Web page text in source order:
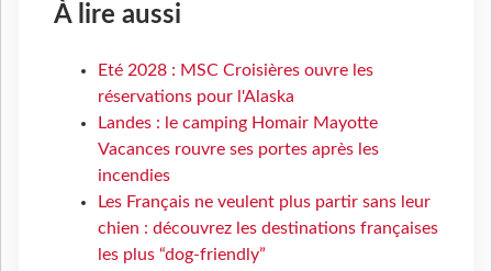
À lire aussi
Eté 2028 : MSC Croisières ouvre les
réservations pour l'Alaska
Landes : le camping Homair Mayotte
Vacances rouvre ses portes après les
incendies
Les Français ne veulent plus partir sans leur
chien : découvrez les destinations françaises
les plus “dog-friendly”